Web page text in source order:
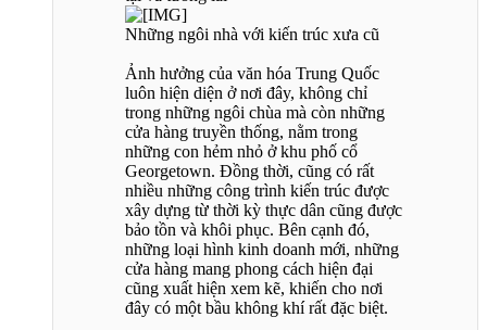
Những ngôi nhà với kiến trúc xưa cũ
Ảnh hưởng của văn hóa Trung Quốc
luôn hiện diện ở nơi đây, không chỉ
trong những ngôi chùa mà còn những
cửa hàng truyền thống, nằm trong
những con hẻm nhỏ ở khu phố cổ
Georgetown. Đồng thời, cũng có rất
nhiều những công trình kiến trúc được
xây dựng từ thời kỳ thực dân cũng được
bảo tồn và khôi phục. Bên cạnh đó,
những loại hình kinh doanh mới, những
cửa hàng mang phong cách hiện đại
cũng xuất hiện xem kẽ, khiến cho nơi
đây có một bầu không khí rất đặc biệt.